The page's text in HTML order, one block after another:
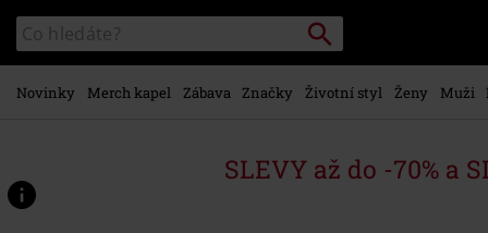
hlavnímu
obsahu
Katalog
vyhledávání
Vyhledávání
Novinky Merch kapel Zábava Značky Životní styl Ženy Muži
SLEVY až do -70% a